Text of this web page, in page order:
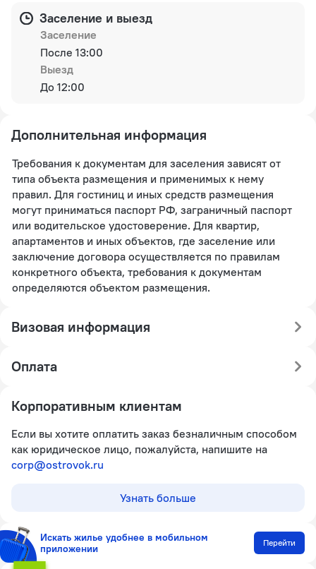
Заселение и выезд
Заселение
После 13:00
Выезд
До 12:00
Дополнительная информация
Требования к документам для заселения зависят от
типа объекта размещения и применимых к нему
правил. Для гостиниц и иных средств размещения
могут приниматься паспорт РФ, заграничный паспорт
или водительское удостоверение. Для квартир,
апартаментов и иных объектов, где заселение или
заключение договора осуществляется по правилам
конкретного объекта, требования к документам
определяются объектом размещения.
Визовая информация
Оплата
Корпоративным клиентам
Если вы хотите оплатить заказ безналичным способом
как юридическое лицо, пожалуйста, напишите на
corp@ostrovok.ru
Узнать больше
Искать жилье удобнее в мобильном
приложении
Перейти